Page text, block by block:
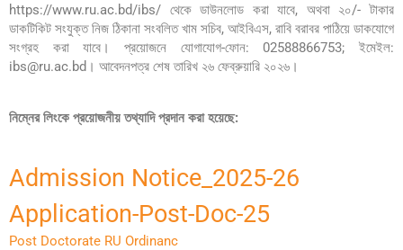
https://www.ru.ac.bd/ibs/ থেকে ডাউনলোড করা যাবে, অথবা ২০/- টাকার
ডাকটিকিট সংযুক্ত নিজ ঠিকানা সংবলিত খাম সচিব, আইবিএস, রাবি বরাবর পাঠিয়ে ডাকযোগে
সংগ্রহ করা যাবে। প্রয়োজনে যোগাযোগ-ফোন: 02588866753; ইমেইল:
ibs@ru.ac.bd। আবেদনপত্র শেষ তারিখ ২৬ ফেব্রুয়ারি ২০২৬।
নিম্নের লিংকে প্রয়োজনীয় তথ্যাদি প্রদান করা হয়েছে:
Admission Notice_2025-26
Application-Post-Doc-25
Post Doctorate RU Ordinanc